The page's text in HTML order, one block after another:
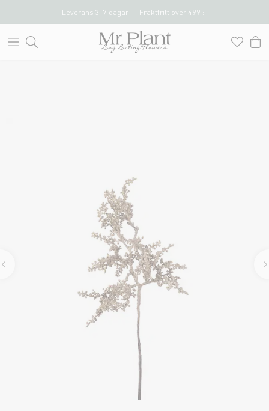
Leverans 3-7 dagar Fraktfritt över 499 :-